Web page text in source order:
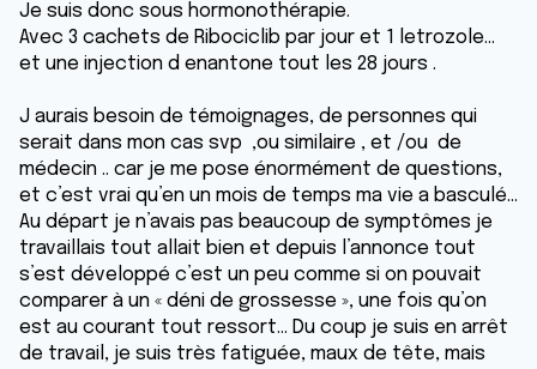
Je suis donc sous hormonothérapie.
Avec 3 cachets de Ribociclib par jour et 1 letrozole…
et une injection d enantone tout les 28 jours .
J aurais besoin de témoignages, de personnes qui
serait dans mon cas svp ,ou similaire , et /ou de
médecin .. car je me pose énormément de questions,
et c’est vrai qu’en un mois de temps ma vie a basculé…
Au départ je n’avais pas beaucoup de symptômes je
travaillais tout allait bien et depuis l’annonce tout
s’est développé c’est un peu comme si on pouvait
comparer à un « déni de grossesse », une fois qu’on
est au courant tout ressort… Du coup je suis en arrêt
de travail, je suis très fatiguée, maux de tête, mais